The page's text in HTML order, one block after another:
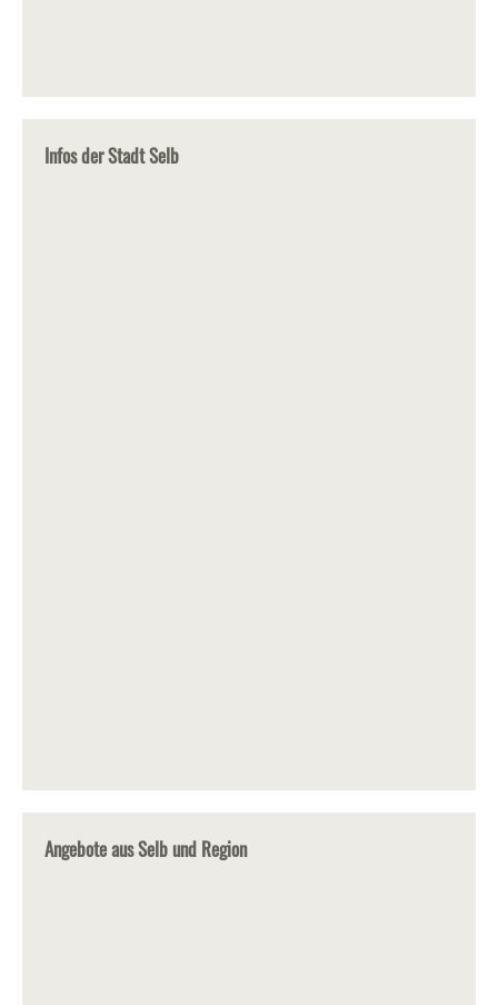
Infos der Stadt Selb
Angebote aus Selb und Region